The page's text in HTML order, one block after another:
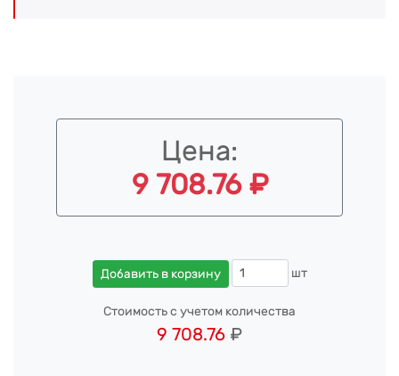
Цена:
9 708.76 ₽
Добавить в корзину шт
Стоимость с учетом количества
9 708.76 ₽